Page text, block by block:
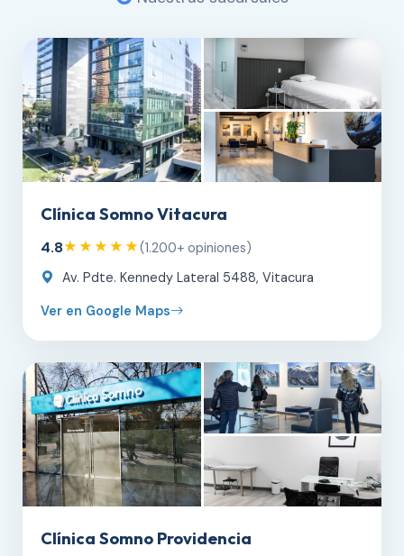
Clínica Somno Vitacura
4.8★★★★★(1.200+ opiniones)
Av. Pdte. Kennedy Lateral 5488, Vitacura
Ver en Google Maps
Clínica Somno Providencia